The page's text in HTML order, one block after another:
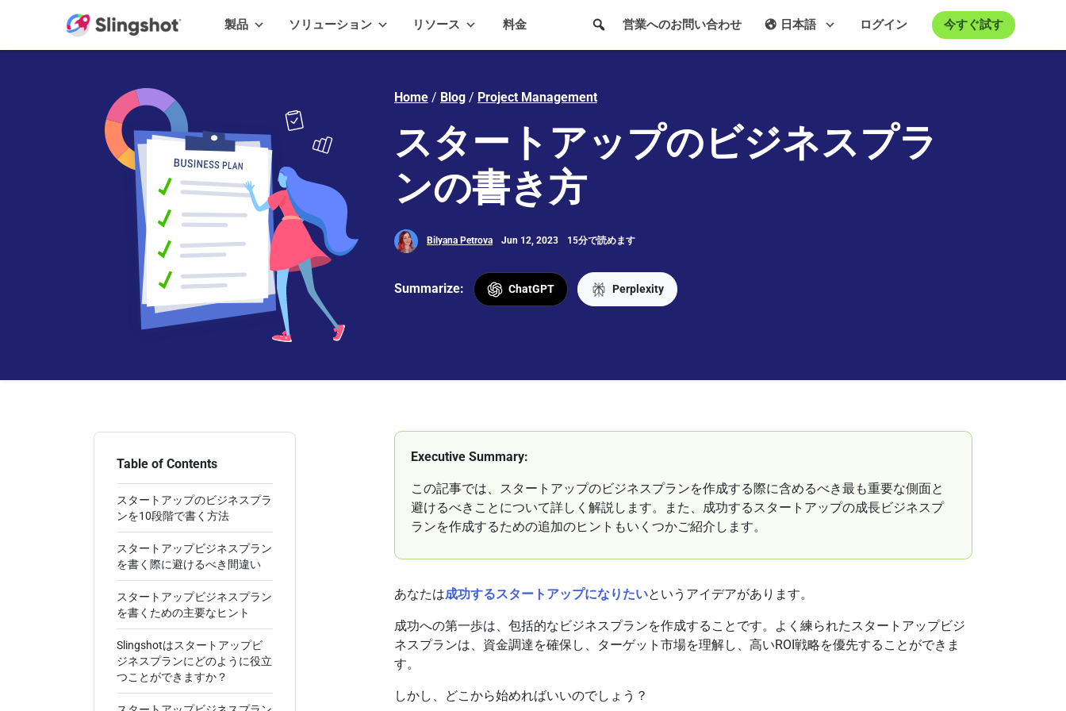
製品 ソリューション リソース 料金 今すぐ試す
ログイン
日本語
営業へのお問い合わせ
Home / Blog / Project Management
スタートアップのビジネスプラ
ンの書き方
Bilyana Petrova Jun 12, 2023 15分で読めます
Summarize: ChatGPT Perplexity
Table of Contents
スタートアップのビジネスプラ
ンを10段階で書く方法
スタートアップビジネスプラン
を書く際に避けるべき間違い
スタートアップビジネスプラン
を書くための主要なヒント
Slingshotはスタートアップビ
ジネスプランにどのように役立
つことができますか？
Executive Summary:
この記事では、スタートアップのビジネスプランを作成する際に含めるべき最も重要な側面と
避けるべきことについて詳しく解説します。また、成功するスタートアップの成長ビジネスプ
ランを作成するための追加のヒントもいくつかご紹介します。
あなたは成功するスタートアップになりたいというアイデアがあります。
成功への第一歩は、包括的なビジネスプランを作成することです。よく練られたスタートアップビジ
ネスプランは、資金調達を確保し、ターゲット市場を理解し、高いROI戦略を優先することができま
す。
しかし、どこから始めればいいのでしょう？